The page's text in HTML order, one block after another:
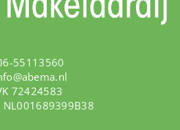
55113560
72424583
NL001689399B38